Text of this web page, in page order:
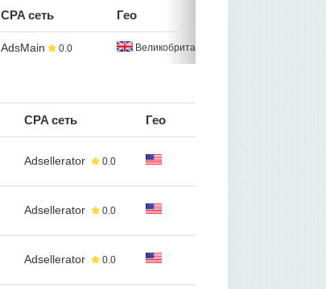
CPA сеть Гео
AdsMain 0.0 Великобритания
CPA сеть Гео
Adsellerator 0.0
Adsellerator 0.0
Adsellerator 0.0